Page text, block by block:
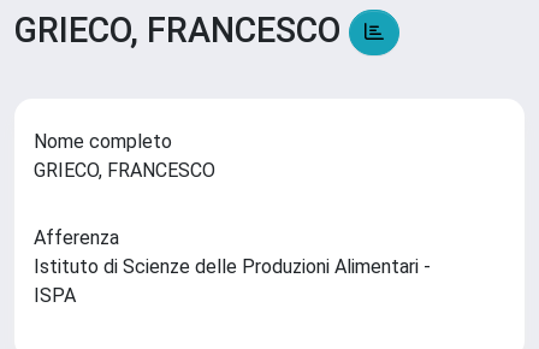
GRIECO, FRANCESCO
Nome completo
GRIECO, FRANCESCO
Afferenza
Istituto di Scienze delle Produzioni Alimentari -
ISPA